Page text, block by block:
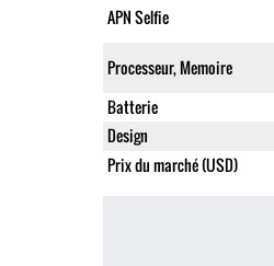
APN Selfie
Processeur, Memoire
Batterie
Design
Prix du marché (USD)